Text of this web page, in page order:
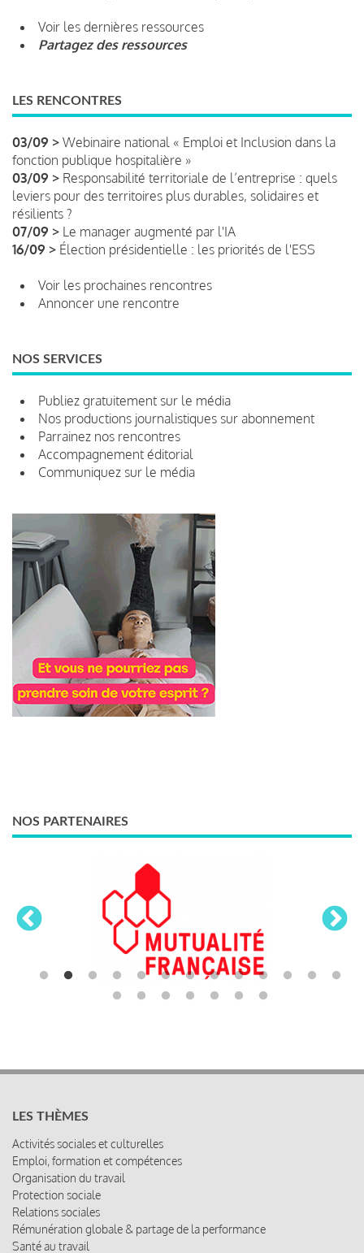
Voir les dernières ressources
Partagez des ressources
LES RENCONTRES
03/09 > Webinaire national « Emploi et Inclusion dans la
fonction publique hospitalière »
03/09 > Responsabilité territoriale de l’entreprise : quels
leviers pour des territoires plus durables, solidaires et
résilients ?
07/09 > Le manager augmenté par l'IA
16/09 > Élection présidentielle : les priorités de l'ESS
Voir les prochaines rencontres
Annoncer une rencontre
NOS SERVICES
Publiez gratuitement sur le média
Nos productions journalistiques sur abonnement
Parrainez nos rencontres
Accompagnement éditorial
Communiquez sur le média
NOS PARTENAIRES
LES THÈMES
Activités sociales et culturelles
Emploi, formation et compétences
Organisation du travail
Protection sociale
Relations sociales
Rémunération globale & partage de la performance
Santé au travail